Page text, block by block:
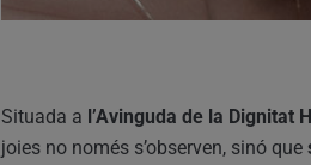
Situada a l’Avinguda de la Dignitat
joies no només s’observen, sinó que